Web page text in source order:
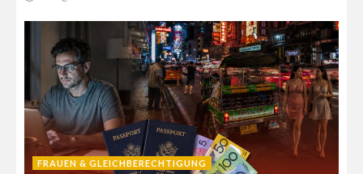
FRAUEN & GLEICHBERECHTIGUNG